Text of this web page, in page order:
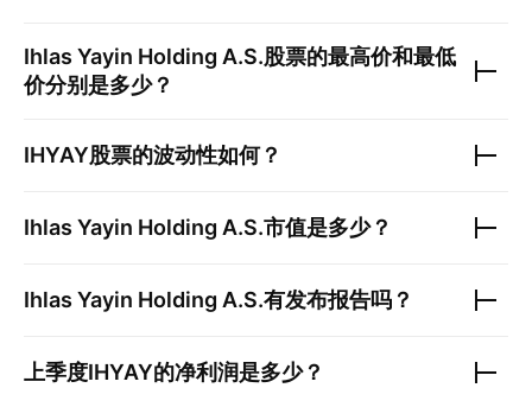
Ihlas Yayin Holding A.S.股票的最高价和最低
价分别是多少？
IHYAY股票的波动性如何？
Ihlas Yayin Holding A.S.市值是多少？
Ihlas Yayin Holding A.S.有发布报告吗？
上季度IHYAY的净利润是多少？